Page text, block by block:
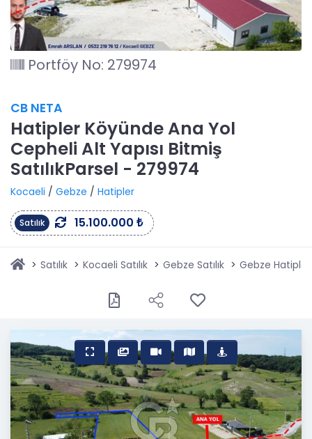
Portföy No: 279974
CB NETA
Hatipler Köyünde Ana Yol
Cepheli Alt Yapısı Bitmiş
SatılıkParsel - 279974
Kocaeli / Gebze / Hatipler
Satılık 15.100.000 ₺
Satılık Kocaeli Satılık Gebze Satılık Gebze Hatipler